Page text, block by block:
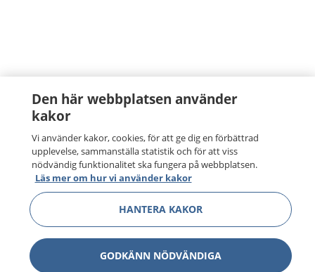
Den här webbplatsen använder
kakor
Vi använder kakor, cookies, för att ge dig en förbättrad
upplevelse, sammanställa statistik och för att viss
nödvändig funktionalitet ska fungera på webbplatsen.
Läs mer om hur vi använder kakor
HANTERA KAKOR
GODKÄNN NÖDVÄNDIGA